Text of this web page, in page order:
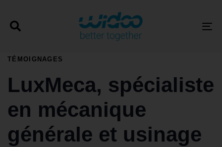
PUBLISHED
TÉMOIGNAGES
LuxMeca, spécialiste
en mécanique
générale et usinage
Author
Published